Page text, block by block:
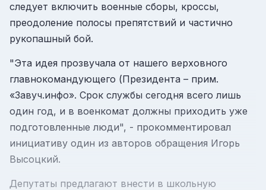
следует включить военные сборы, кроссы,
преодоление полосы препятствий и частично
рукопашный бой.
"Эта идея прозвучала от нашего верховного
главнокомандующего (Президента – прим.
«Завуч.инфо». Срок службы сегодня всего лишь
один год, и в военкомат должны приходить уже
подготовленные люди", - прокомментировал
инициативу один из авторов обращения Игорь
Высоцкий.
Депутаты предлагают внести в школьную